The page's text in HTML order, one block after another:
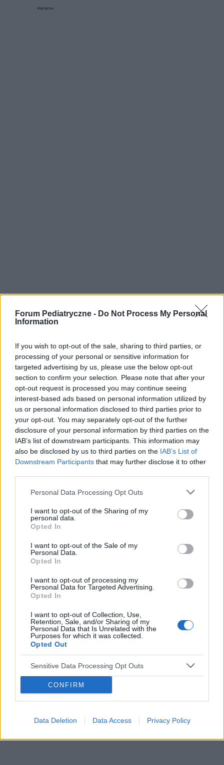
Forum Pediatryczne - Do Not Process My Personal
Information
If you wish to opt-out of the sale, sharing to third parties, or
processing of your personal or sensitive information for
targeted advertising by us, please use the below opt-out
section to confirm your selection. Please note that after your
opt-out request is processed you may continue seeing
interest-based ads based on personal information utilized by
us or personal information disclosed to third parties prior to
your opt-out. You may separately opt-out of the further
disclosure of your personal information by third parties on the
IAB’s list of downstream participants. This information may
also be disclosed by us to third parties on the IAB’s List of
Downstream Participants that may further disclose it to other
Personal Data Processing Opt Outs
I want to opt-out of the Sharing of my
personal data.
Opted In
I want to opt-out of the Sale of my
Personal Data.
Opted In
I want to opt-out of processing my
Personal Data for Targeted Advertising.
Opted In
I want to opt-out of Collection, Use,
Retention, Sale, and/or Sharing of my
Personal Data that Is Unrelated with the
Purposes for which it was collected.
Opted Out
Sensitive Data Processing Opt Outs
CONFIRM
Data Deletion Data Access Privacy Policy
Reklama:
POLECAMY TREŚCI Z KATEGORII
PROFILAKTYKA
warto szczepić dziecko?
‹ ›
Reklama: